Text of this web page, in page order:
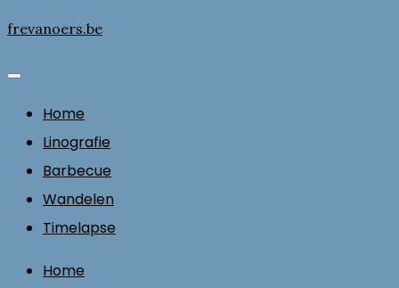
Skip
content
frevanoers.be
Home
Linografie
Barbecue
Wandelen
Timelapse
Home